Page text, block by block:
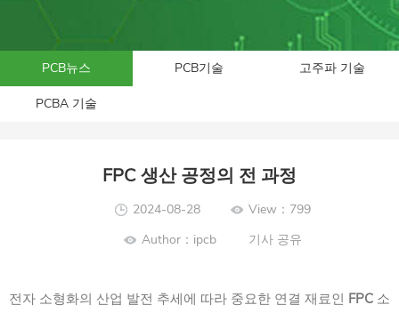
PCB뉴스 PCB기술 고주파 기술
PCBA 기술
FPC 생산 공정의 전 과정
2024-08-28
View：799
Author：ipcb 기사 공유
전자 소형화의 산업 발전 추세에 따라 중요한 연결 재료인 FPC 소